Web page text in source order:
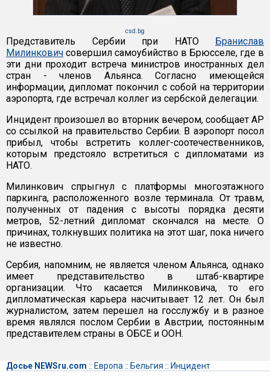
csd.bg
Представитель Сербии при НАТО Бранислав
Милинкович совершил самоубийство в Брюсселе, где в
эти дни проходит встреча министров иностранных дел
стран - членов Альянса. Согласно имеющейся
информации, дипломат покончил с собой на территории
аэропорта, где встречал коллег из сербской делегации.
Инцидент произошел во вторник вечером, сообщает AP
со ссылкой на правительство Сербии. В аэропорт посол
прибыл, чтобы встретить коллег-соотечественников,
которым предстояло встретиться с дипломатами из
НАТО.
Милинкович спрыгнул с платформы многоэтажного
паркинга, расположенного возле терминала. От травм,
полученных от падения с высоты порядка десяти
метров, 52-летний дипломат скончался на месте. О
причинах, толкнувших политика на этот шаг, пока ничего
не известно.
Сербия, напомним, не является членом Альянса, однако
имеет представительство в штаб-квартире
организации. Что касается Милинковича, то его
дипломатическая карьера насчитывает 12 лет. Он был
журналистом, затем перешел на госслужбу и в разное
время являлся послом Сербии в Австрии, постоянным
представителем страны в ОБСЕ и ООН.
Досье NEWSru.com :: Европа :: Бельгия :: Инцидент